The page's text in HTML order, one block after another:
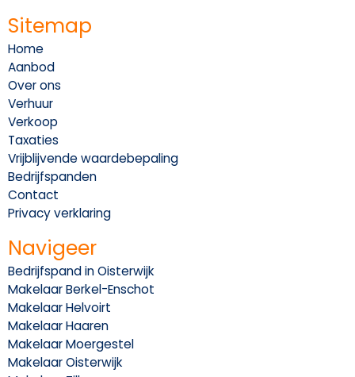
Sitemap
Home
Aanbod
Over ons
Verhuur
Verkoop
Taxaties
Vrijblijvende waardebepaling
Bedrijfspanden
Contact
Privacy verklaring
Navigeer
Bedrijfspand in Oisterwijk
Makelaar Berkel-Enschot
Makelaar Helvoirt
Makelaar Haaren
Makelaar Moergestel
Makelaar Oisterwijk